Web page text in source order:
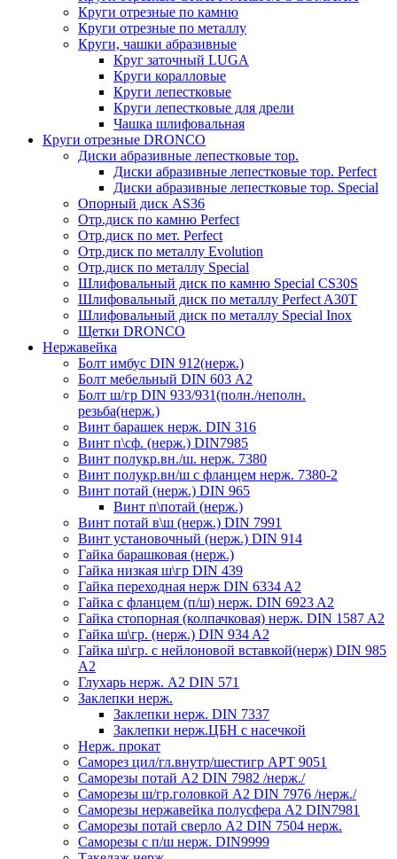
Круги отрезные по камню
Круги отрезные по металлу
Круги, чашки абразивные
Круг заточный LUGA
Круги коралловые
Круги лепестковые
Круги лепестковые для дрели
Чашка шлифовальная
Круги отрезные DRONCO
Диски абразивные лепестковые тор.
Диски абразивные лепестковые тор. Perfect
Диски абразивные лепестковые тор. Speciаl
Опорный диск AS36
Отр.диск по камню Perfect
Отр.диск по мет. Perfect
Отр.диск по металлу Evolution
Отр.диск по металлу Special
Шлифовальный диск по камню Special CS30S
Шлифовальный диск по металлу Perfect A30T
Шлифовальный диск по металлу Special Inox
Щетки DRONCO
Нержавейка
Болт имбус DIN 912(нерж.)
Болт мебельный DIN 603 А2
Болт ш/гр DIN 933/931(полн./неполн.
резьба(нерж.)
Винт барашек нерж. DIN 316
Винт п\сф. (нерж.) DIN7985
Винт полукр.вн./ш. нерж. 7380
Винт полукр.вн/ш с фланцем нерж. 7380-2
Винт потай (нерж.) DIN 965
Винт п\потай (нерж.)
Винт потай в\ш (нерж.) DIN 7991
Винт установочный (нерж.) DIN 914
Гайка барашковая (нерж.)
Гайка низкая ш\гр DIN 439
Гайка переходная нерж DIN 6334 A2
Гайка с фланцем (п/ш) нерж. DIN 6923 A2
Гайка стопорная (колпачковая) нерж. DIN 1587 A2
Гайка ш\гр. (нерж.) DIN 934 A2
Гайка ш\гр. с нейлоновой вставкой(нерж) DIN 985
A2
Глухарь нерж. А2 DIN 571
Заклепки нерж.
Заклепки нерж. DIN 7337
Заклепки нерж.ЦБН с насечкой
Нерж. прокат
Саморез цил/гл.внутр/шестигр АРТ 9051
Саморезы потай А2 DIN 7982 /нерж./
Саморезы ш/гр.головкой А2 DIN 7976 /нерж./
Саморезы нержавейка полусфера А2 DIN7981
Саморезы потай сверло А2 DIN 7504 нерж.
Саморезы с п/ш нерж. DIN9999